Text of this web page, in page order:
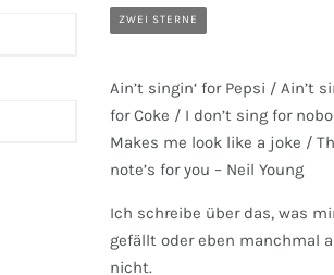
ZWEI STERNE
Ain’t singin‘ for Pepsi / Ain’t
for Coke / I don’t sing for
Makes me look like a joke /
note’s for you – Neil Young
Ich schreibe über das, was
gefällt oder eben manchmal
nicht.